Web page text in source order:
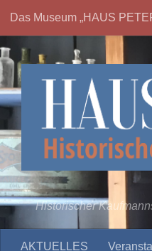
Zum Inhalt springen
Das Museum „HAUS
Historischer
AKTUELLES